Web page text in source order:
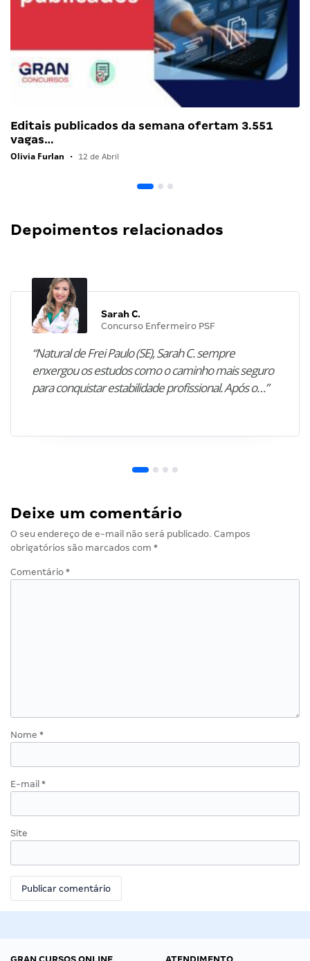
Editais publicados da semana ofertam 3.551
vagas…
Olivia Furlan • 12 de Abril
Depoimentos relacionados
Sarah C.
Concurso Enfermeiro PSF
“Natural de Frei Paulo (SE), Sarah C. sempre
enxergou os estudos como o caminho mais seguro
para conquistar estabilidade profissional. Após o…”
Deixe um comentário
O seu endereço de e-mail não será publicado. Campos
obrigatórios são marcados com *
Comentário *
Nome *
E-mail *
Site